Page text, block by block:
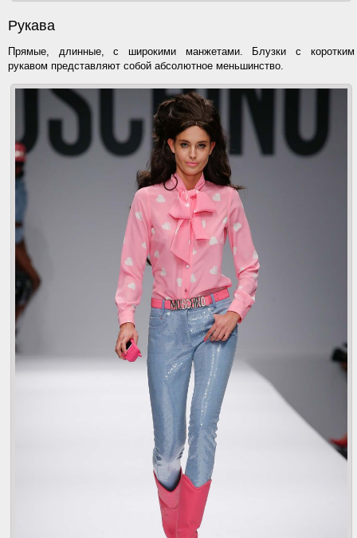
Рукава
Прямые, длинные, с широкими манжетами. Блузки с коротким
рукавом представляют собой абсолютное меньшинство.